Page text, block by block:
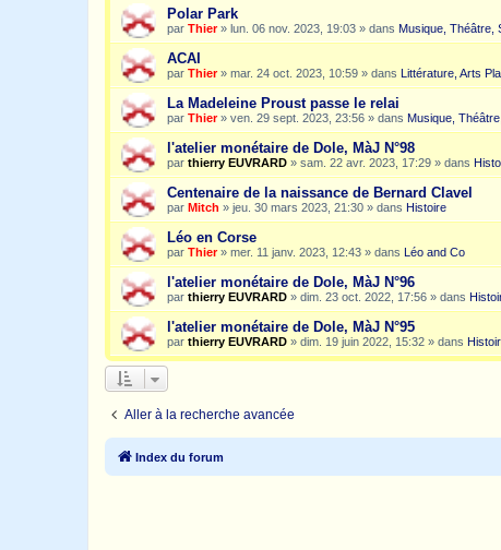
Polar Park
par Thier» lun. 06 nov. 2023, 19:03 » dans Musique, Théâtre,
ACAI
par Thier» mar. 24 oct. 2023, 10:59 » dans Littérature, Arts
La Madeleine Proust passe le relai
par Thier» ven. 29 sept. 2023, 23:56 » dans Musique,
l'atelier monétaire de Dole, MàJ N°98
par thierry EUVRARD » sam. 22 avr. 2023, 17:29 » dans
Centenaire de la naissance de Bernard Clavel
par Mitch » jeu. 30 mars 2023, 21:30 » dans Histoire
Léo en Corse
par Thier» mer. 11 janv. 2023, 12:43 » dans Léo and Co
l'atelier monétaire de Dole, MàJ N°96
par thierry EUVRARD » dim. 23 oct. 2022, 17:56 » dans
l'atelier monétaire de Dole, MàJ N°95
par thierry EUVRARD » dim. 19 juin 2022, 15:32 » dans
Aller à la recherche avancée
Index du forum